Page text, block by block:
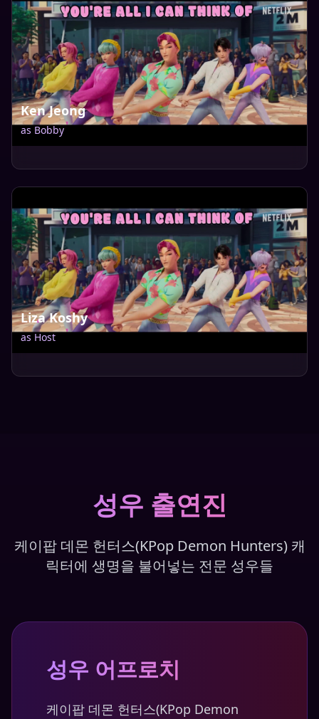
Ken Jeong
as Bobby
Liza Koshy
asHost
성우 출연진
케이팝 데몬 헌터스(KPop Demon Hunters) 캐
릭터에 생명을 불어넣는 전문 성우들
성우 어프로치
케이팝 데몬 헌터스(KPop Demon